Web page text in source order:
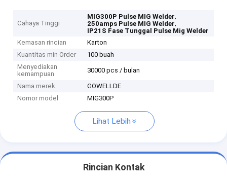
Cahaya Tinggi
MIG300P Pulse MIG Welder,
250amps Pulse MIG Welder,
IP21S Fase Tunggal Pulse Mig Welder
Kemasan rincian
Karton
Kuantitas min Order
100 buah
Menyediakan
kemampuan
30000 pcs / bulan
Nama merek
GOWELLDE
Nomor model
MIG300P
Lihat Lebih
Rincian Kontak